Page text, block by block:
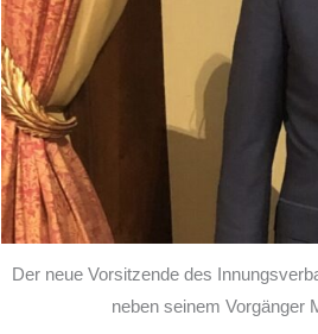
Der neue Vorsitzende des
neben seinem Vorgänger